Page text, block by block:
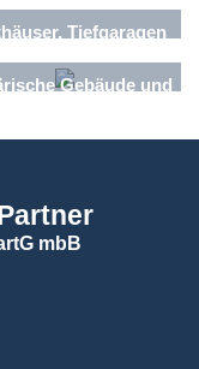
Tiefgaragen
Gebäude und
mbB